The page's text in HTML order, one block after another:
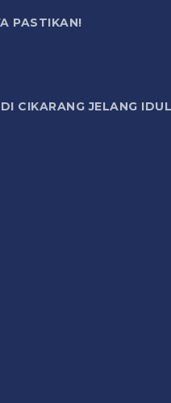
PASTIKAN!
CIKARANG JELANG